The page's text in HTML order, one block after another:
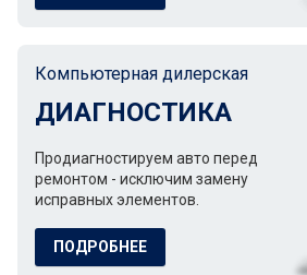
Компьютерная дилерская
ДИАГНОСТИКА
Продиагностируем авто перед
ремонтом - исключим замену
исправных элементов.
ПОДРОБНЕЕ